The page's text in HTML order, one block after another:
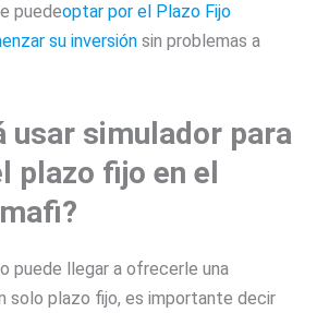
puedeoptar por el Plazo Fijo
su inversión sin problemas a
usar simulador para
plazo fijo en el
puede llegar a ofrecerle una
solo plazo fijo, es importante decir